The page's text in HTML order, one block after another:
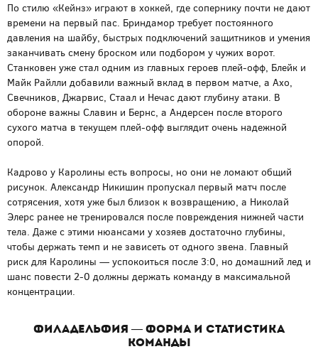
По стилю «Кейнз» играют в хоккей, где сопернику почти не дают
времени на первый пас. Бриндамор требует постоянного
давления на шайбу, быстрых подключений защитников и умения
заканчивать смену броском или подбором у чужих ворот.
Станковен уже стал одним из главных героев плей-офф, Блейк и
Майк Райлли добавили важный вклад в первом матче, а Ахо,
Свечников, Джарвис, Стаал и Нечас дают глубину атаки. В
обороне важны Славин и Бернс, а Андерсен после второго
сухого матча в текущем плей-офф выглядит очень надежной
опорой.
Кадрово у Каролины есть вопросы, но они не ломают общий
рисунок. Александр Никишин пропускал первый матч после
сотрясения, хотя уже был близок к возвращению, а Николай
Элерс ранее не тренировался после повреждения нижней части
тела. Даже с этими нюансами у хозяев достаточно глубины,
чтобы держать темп и не зависеть от одного звена. Главный
риск для Каролины — успокоиться после 3:0, но домашний лед и
шанс повести 2-0 должны держать команду в максимальной
концентрации.
Филадельфия — форма и статистика
команды